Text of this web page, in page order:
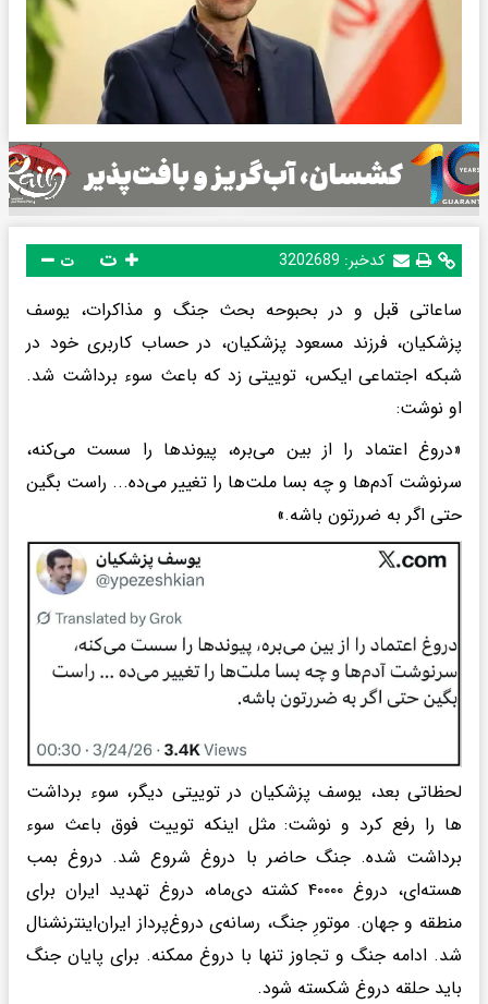
کدخبر: 3202689 ت
ساعاتی قبل و در بحبوحه بحث جنگ و مذاکرات، یوسف
پزشکیان، فرزند مسعود پزشکیان، در حساب کاربری خود در
شبکه اجتماعی ایکس، توییتی زد که باعث سوء برداشت شد.
او نوشت:
«‌دروغ اعتماد را از بین می‌بره، پیوندها را سست می‌کنه،
سرنوشت آدم‌ها و چه بسا ملت‌ها را تغییر می‌ده... راست بگین
حتی اگر به ضررتون باشه.»
لحظاتی بعد، یوسف پزشکیان در توییتی دیگر، سوء برداشت
ها را رفع کرد و نوشت: مثل اینکه توییت فوق باعث سوء
برداشت شده. جنگ حاضر با دروغ شروع شد. دروغ بمب
هسته‌ای، دروغ ۴۰۰۰۰ کشته دی‌ماه، دروغ تهدید ایران برای
منطقه و جهان. موتورِ جنگ، رسانه‌‌ی دروغ‌پرداز ایران‌اینترنشنال
شد. ادامه جنگ و تجاوز تنها با دروغ ممکنه. برای پایان جنگ
باید حلقه دروغ شکسته شود.